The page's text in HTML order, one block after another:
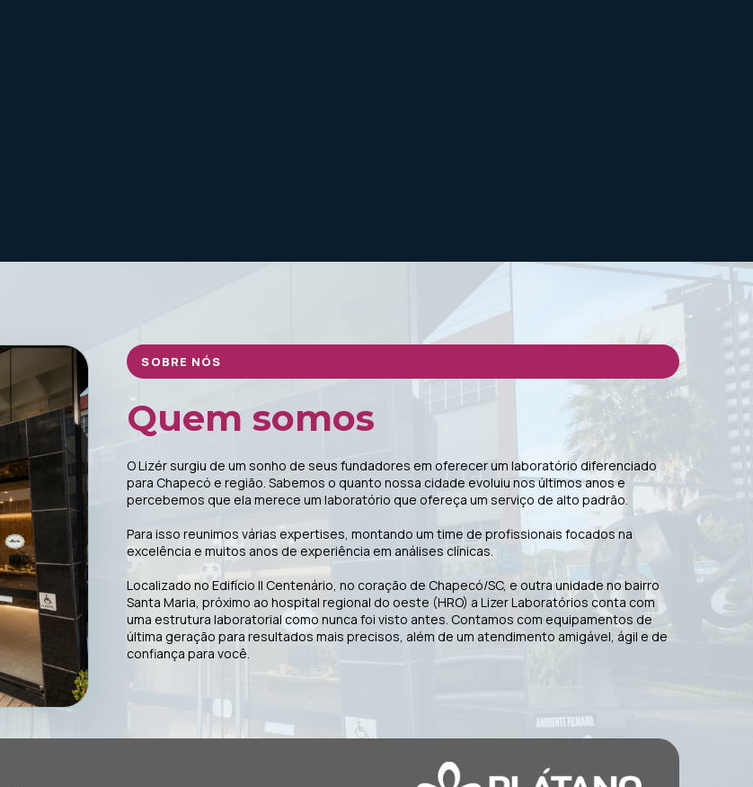
SOBRE NÓS
Quem somos
O Lizér surgiu de um sonho de seus fundadores em oferecer um laboratório diferenciado
para Chapecó e região. Sabemos o quanto nossa cidade evoluiu nos últimos anos e
percebemos que ela merece um laboratório que ofereça um serviço de alto padrão.
Para isso reunimos várias expertises, montando um time de profissionais focados na
excelência e muitos anos de experiência em análises clínicas.
Localizado no Edifício Il Centenário, no coração de Chapecó/SC, e outra unidade no bairro
Santa Maria, próximo ao hospital regional do oeste (HRO) a Lizer Laboratórios conta com
uma estrutura laboratorial como nunca foi visto antes. Contamos com equipamentos de
última geração para resultados mais precisos, além de um atendimento amigável, ágil e de
confiança para você.